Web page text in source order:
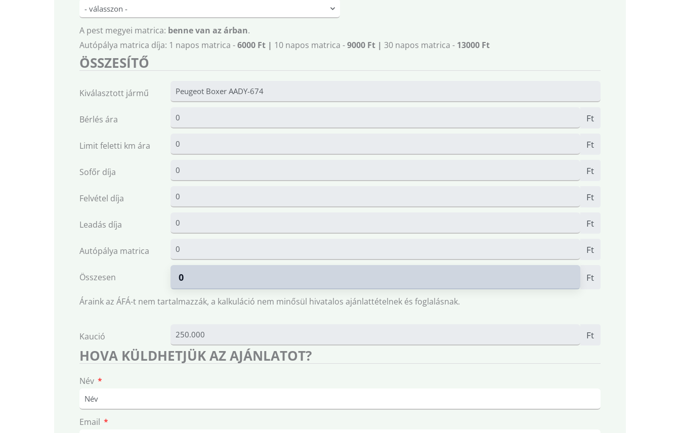
A pest megyei matrica: benne van az árban.
Autópálya matrica díja: 1 napos matrica -6000 Ft | 10 napos matrica -9000 Ft | 30 napos matrica - 13000 Ft
ÖSSZESÍTŐ
Kiválasztott jármű
Bérlés ára Ft
Limit feletti km ára Ft
Sofőr díja Ft
Felvétel díja Ft
Leadás díja Ft
Autópálya matrica Ft
Összesen Ft
Áraink az ÁFÁ-t nem tartalmazzák, a kalkuláció nem minősül hivatalos ajánlattételnek és foglalásnak.
Kaució Ft
HOVA KÜLDHETJÜK AZ AJÁNLATOT?
Név
Email